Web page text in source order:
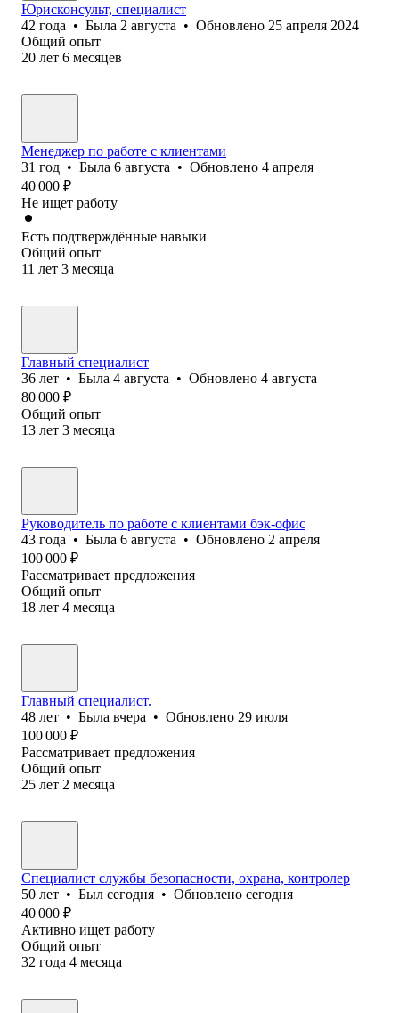
Юрисконсульт, специалист
42 года • Была 2 августа • Обновлено 25 апреля 2024
Общий опыт
20 лет 6 месяцев
Менеджер по работе с клиентами
31 год • Была 6 августа • Обновлено 4 апреля
40 000 ₽
Не ищет работу
Есть подтверждённые навыки
Общий опыт
11 лет 3 месяца
Главный специалист
36 лет • Была 4 августа • Обновлено 4 августа
80 000 ₽
Общий опыт
13 лет 3 месяца
Руководитель по работе с клиентами бэк-офис
43 года • Была 6 августа • Обновлено 2 апреля
100 000 ₽
Рассматривает предложения
Общий опыт
18 лет 4 месяца
Главный специалист.
48 лет • Была вчера • Обновлено 29 июля
100 000 ₽
Рассматривает предложения
Общий опыт
25 лет 2 месяца
Специалист службы безопасности, охрана, контролер
50 лет • Был сегодня • Обновлено сегодня
40 000 ₽
Активно ищет работу
Общий опыт
32 года 4 месяца